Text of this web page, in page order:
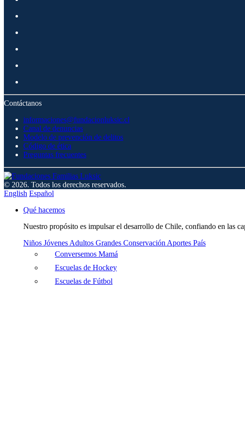
Contáctanos
informaciones@fundacionluksic.cl
Canal de denuncias
Modelo de prevención de delitos
Código de ética
Preguntas frecuentes
© 2026. Todos los derechos reservados.
English Español
Qué hacemos
Nuestro propósito es impulsar el desarrollo de Chile, confiando en las
Niños JóvenesAdultos Grandes ConservaciónAportes País
Conversemos Mamá
Escuelas de Hockey
Escuelas de Fútbol